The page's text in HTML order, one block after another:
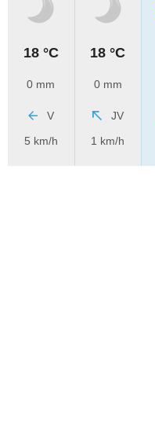
18 °C
0 mm
V
5 km/h
18 °C
0 mm
JV
1 km/h